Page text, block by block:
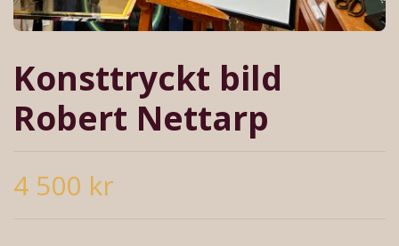
Konsttryckt bild
Robert Nettarp
4 500 kr